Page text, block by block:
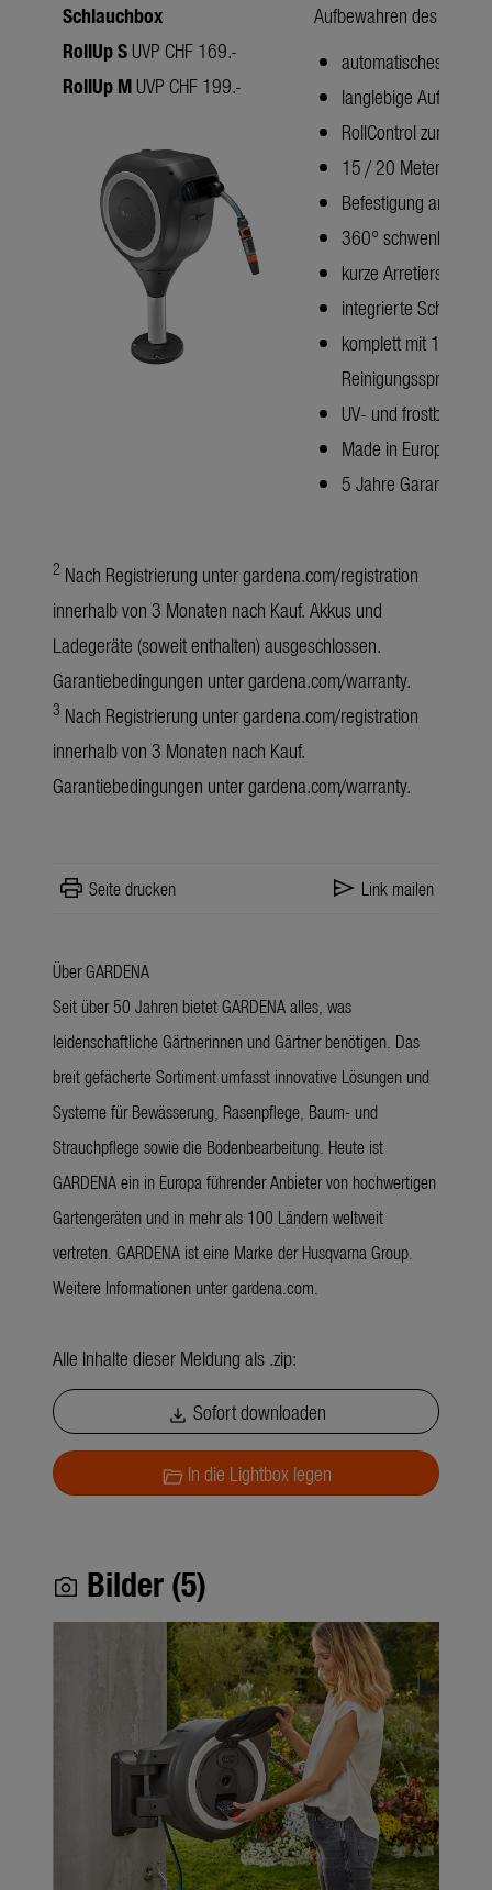
Schlauchbox
RollUp S UVP CHF 169.-
RollUp M UVP CHF 199.-
Aufbewahren des
automatisches
langlebige
RollControl zum
15 / 20 Meter 11
Befestigung am
360° schwenkbar
kurze Arretierstopps
integrierte
komplett mit 15 / 20
Reinigungsspritze,
UV- und
Made in Europe
5 Jahre Garantie
2 Nach Registrierung untergardena.com/registration
innerhalb von 3 Monaten nach Kauf. Akkus und
Ladegeräte (soweit enthalten) ausgeschlossen.
Garantiebedingungen untergardena.com/warranty.
3 Nach Registrierung untergardena.com/registration
innerhalb von 3 Monaten nach Kauf.
Garantiebedingungen untergardena.com/warranty.
print Seite drucken send Link mailen
Über GARDENA
Seit über 50 Jahren bietet GARDENA alles, was
leidenschaftliche Gärtnerinnen und Gärtner benötigen. Das
breit gefächerte Sortiment umfasst innovative Lösungen und
Systeme für Bewässerung, Rasenpflege, Baum- und
Strauchpflege sowie die Bodenbearbeitung. Heute ist
GARDENA ein in Europa führender Anbieter von hochwertigen
Gartengeräten und in mehr als 100 Ländern weltweit
vertreten. GARDENA ist eine Marke der Husqvarna Group.
Weitere Informationen untergardena.com
Alle Inhalte dieser Meldung als .zip:
download Sofort downloaden
folder_openIn die Lightbox legen
photo_camera Bilder (5)